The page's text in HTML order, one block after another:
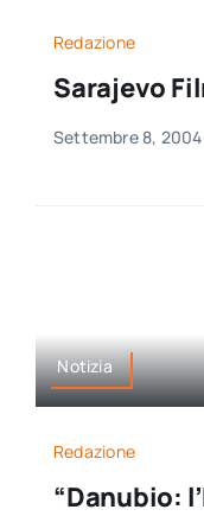
Redazione
Sarajevo
Settembre 8, 2004
Notizia
Redazione
“Danubio: